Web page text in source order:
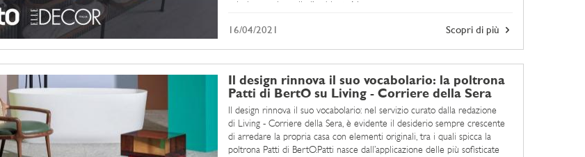
Scopri di più
16/04/2021
Il design rinnova il suo vocabolario: la poltrona
Patti di BertO su Living - Corriere della Sera
Il design rinnova il suo vocabolario: nel servizio curato dalla redazione
di Living - Corriere della Sera, è evidente il desiderio sempre crescente
di arredare la propria casa con elementi originali, tra i quali spicca la
poltrona Patti di BertO.Patti nasce dall’applicazione delle più sofisticate